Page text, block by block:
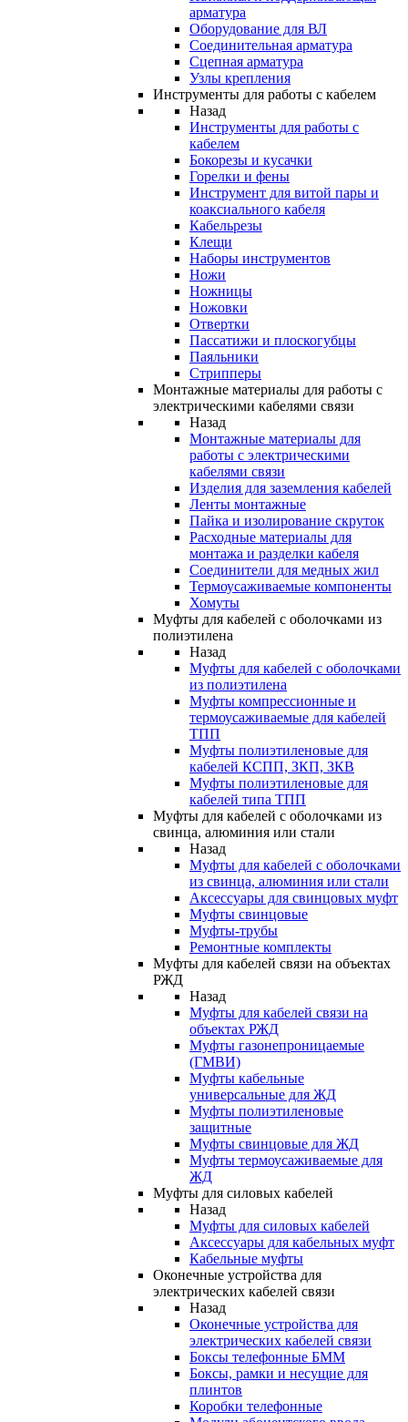
арматура
Оборудование для ВЛ
Соединительная арматура
Сцепная арматура
Узлы крепления
Инструменты для работы с кабелем
Назад
Инструменты для работы с
кабелем
Бокорезы и кусачки
Горелки и фены
Инструмент для витой пары и
коаксиального кабеля
Кабельрезы
Клещи
Наборы инструментов
Ножи
Ножницы
Ножовки
Отвертки
Пассатижи и плоскогубцы
Паяльники
Стрипперы
Монтажные материалы для работы с
электрическими кабелями связи
Назад
Монтажные материалы для
работы с электрическими
кабелями связи
Изделия для заземления кабелей
Ленты монтажные
Пайка и изолирование скруток
Расходные материалы для
монтажа и разделки кабеля
Соединители для медных жил
Термоусаживаемые компоненты
Хомуты
Муфты для кабелей с оболочками из
полиэтилена
Назад
Муфты для кабелей с оболочками
из полиэтилена
Муфты компрессионные и
термоусаживаемые для кабелей
ТПП
Муфты полиэтиленовые для
кабелей КСПП, ЗКП, ЗКВ
Муфты полиэтиленовые для
кабелей типа ТПП
Муфты для кабелей с оболочками из
свинца, алюминия или стали
Назад
Муфты для кабелей с оболочками
из свинца, алюминия или стали
Аксессуары для свинцовых муфт
Муфты свинцовые
Муфты-трубы
Ремонтные комплекты
Муфты для кабелей связи на объектах
РЖД
Назад
Муфты для кабелей связи на
объектах РЖД
Муфты газонепроницаемые
(ГМВИ)
Муфты кабельные
универсальные для ЖД
Муфты полиэтиленовые
защитные
Муфты свинцовые для ЖД
Муфты термоусаживаемые для
ЖД
Муфты для силовых кабелей
Назад
Муфты для силовых кабелей
Аксессуары для кабельных муфт
Кабельные муфты
Оконечные устройства для
электрических кабелей связи
Назад
Оконечные устройства для
электрических кабелей связи
Боксы телефонные БММ
Боксы, рамки и несущие для
плинтов
Коробки телефонные